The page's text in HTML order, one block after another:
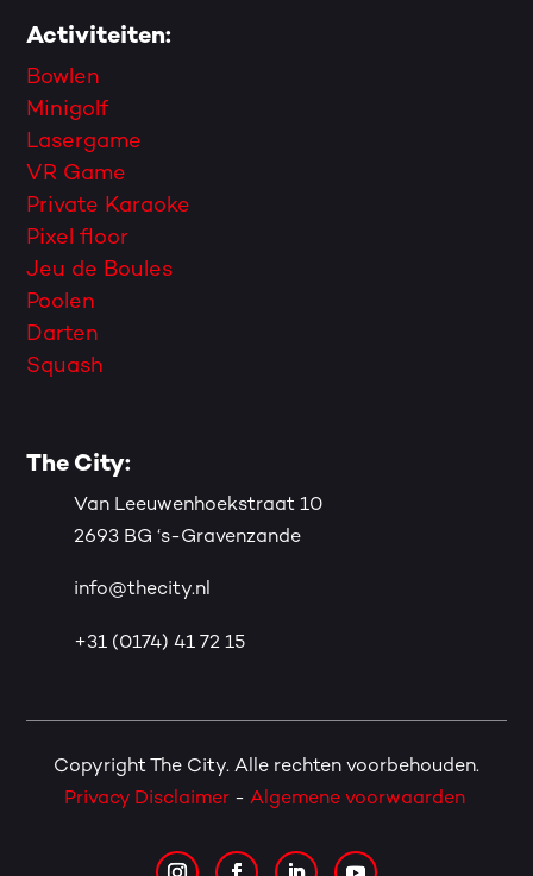
Activiteiten:
Bowlen
Minigolf
Lasergame
VR Game
Private Karaoke
Pixel floor
Jeu de Boules
Poolen
Darten
Squash
The City:
Van Leeuwenhoekstraat 10
2693 BG ‘s-Gravenzande
info@thecity.nl
+31 (0174) 41 72 15
Copyright The City. Alle rechten voorbehouden.
Privacy Disclaimer- Algemene voorwaarden